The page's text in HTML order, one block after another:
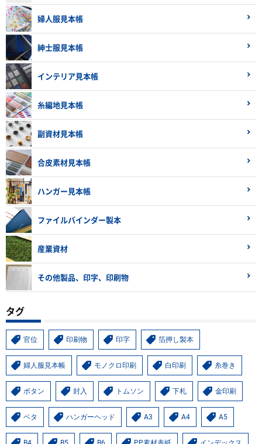
婦人服見本帳
紳士服見本帳
インテリア見本帳
糸編地見本帳
副資材見本帳
合皮素材見本帳
ハンガー見本帳
ファイルバインダー製本
産業資材
その他製品、印字、印刷物
タグ
官位 印刷物 印字 箔押し製本
婦人服見本帳 モノクロ印刷 白印刷 糸巻き
ボタン 封入 トムソン 下札 金印刷
ベタ ハンガーヘッド A3 A4 A5